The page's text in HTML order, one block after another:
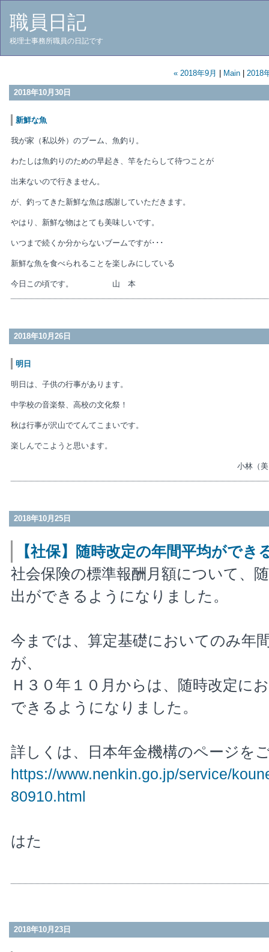
職員日記
税理士事務所職員の日記です
« 2018年9月 Main 2018
2018年10月30日
新鮮な魚
我が家（私以外）のブーム、魚釣り。
わたしは魚釣りのための早起き、竿をたらして待つことが
出来ないので行きません。
が、釣ってきた新鮮な魚は感謝していただきます。
やはり、新鮮な物はとても美味しいです。
いつまで続くか分からないブームですが･･･
新鮮な魚を食べられることを楽しみにしている
今日この頃です。 山 本
2018年10月26日
明日
明日は、子供の行事があります。
中学校の音楽祭、高校の文化祭！
秋は行事が沢山でてんてこまいです。
楽しんでこようと思います。
小林（美
2018年10月25日
【社保】随時改定の年間平均がで
社会保険の標準報酬月額について、
出ができるようになりました。
今までは、算定基礎においてのみ年
が、
Ｈ３０年１０月からは、随時改定に
できるようになりました。
詳しくは、日本年金機構のページを
https://www.nenkin.go.jp/service/
80910.html
はた
2018年10月23日